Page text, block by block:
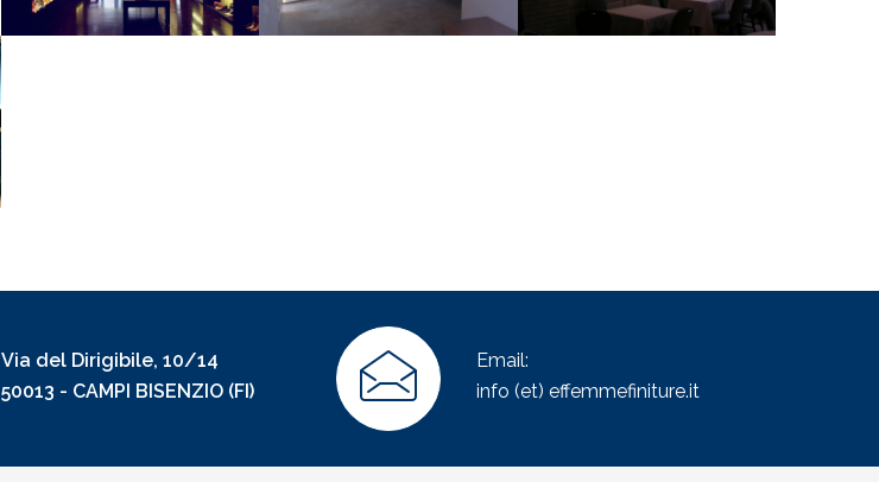
Via del Dirigibile, 10/14
50013 - CAMPI BISENZIO (FI)
Email:
info (et) effemmefiniture.it